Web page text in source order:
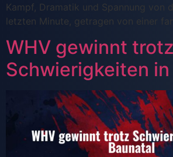
Kampf, Dramatik und Spannung von
letzten Minute, getragen von einer
WHV gewinnt trotz
Schwierigkeiten in